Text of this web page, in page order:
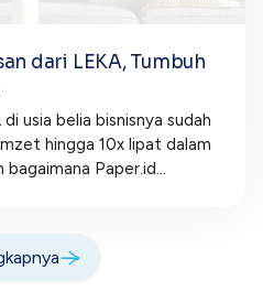
dari LEKA, Tumbuh
usia belia bisnisnya sudah
hingga 10x lipat dalam
bagaimana Paper.id...